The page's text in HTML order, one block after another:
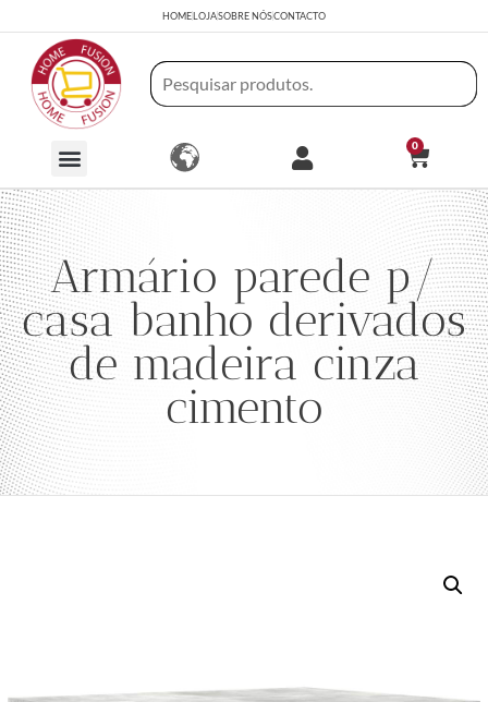
HOMELOJASOBRE NÓSCONTACTO
0
Armário parede p/
casa banho derivados
de madeira cinza
cimento